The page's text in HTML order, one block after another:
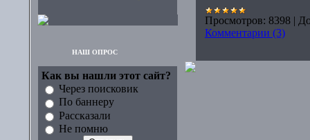
НАШ ОПРОС
Как вы нашли этот сайт?
Через поисковик
По баннеру
Рассказали
Не помню
Просмотров: 8398 |
Комментарии (3)